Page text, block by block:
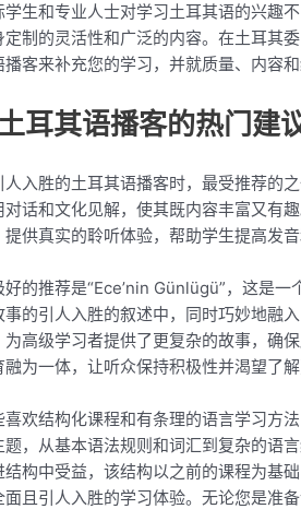
学生和专业人士对学习土耳其语的兴趣
定制的灵活性和广泛的内容。在土耳其
播客来补充您的学习，并就质量、内容
耳其语播客的热门建
人入胜的土耳其语播客时，最受推荐的
对话和文化见解，使其既内容丰富又有
提供真实的聆听体验，帮助学生提高发
好的推荐是“Ece’nin Günlügü”，这是
事的引人入胜的叙述中，同时巧妙地融
为高级学习者提供了更复杂的故事，确
融为一体，让听众保持积极性并渴望了
喜欢结构化课程和有条理的语言学习方
题，从基本语法规则和词汇到复杂的语
结构中受益，该结构以之前的课程为基
面且引人入胜的学习体验。无论您是准